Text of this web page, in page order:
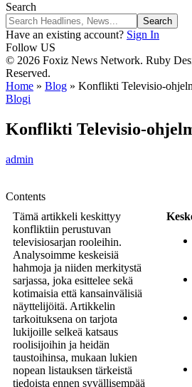
Search
Have an existing account? Sign In
Follow US
© 2026 Foxiz News Network. Ruby
Reserved.
Home » Blog » Konflikti Televisio-
Blogi
Konflikti Televisio-
admin
Contents
Tämä artikkeli keskittyy
konfliktiin perustuvan
televisiosarjan rooleihin.
Analysoimme keskeisiä
hahmoja ja niiden merkitystä
sarjassa, joka esittelee sekä
kotimaisia että kansainvälisiä
näyttelijöitä. Artikkelin
tarkoituksena on tarjota
lukijoille selkeä katsaus
roolisijoihin ja heidän
taustoihinsa, mukaan lukien
nopean listauksen tärkeistä
tiedoista ennen syvällisempää